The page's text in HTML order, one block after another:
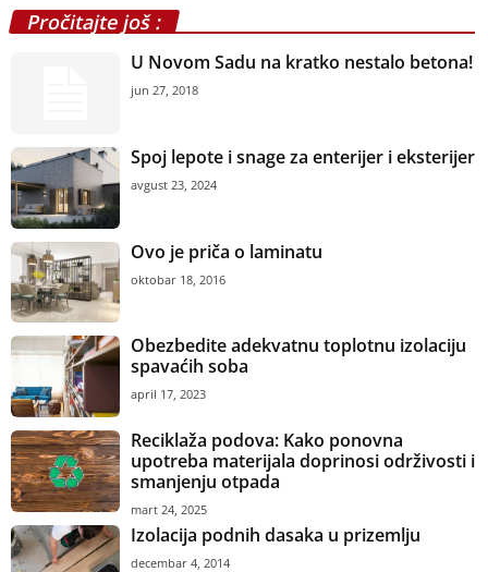
Pročitajte još :
U Novom Sadu na kratko nestalo betona!
jun 27, 2018
Spoj lepote i snage za enterijer i eksterijer
avgust 23, 2024
Ovo je priča o laminatu
oktobar 18, 2016
Obezbedite adekvatnu toplotnu izolaciju
spavaćih soba
april 17, 2023
Reciklaža podova: Kako ponovna
upotreba materijala doprinosi održivosti i
smanjenju otpada
mart 24, 2025
Izolacija podnih dasaka u prizemlju
decembar 4, 2014